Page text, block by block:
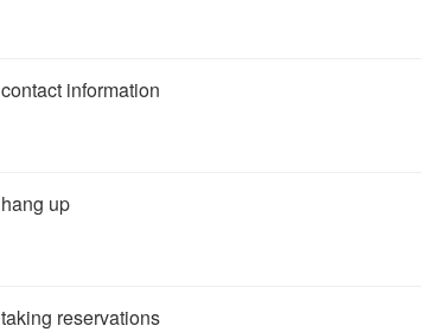
contact information
hang up
taking reservations